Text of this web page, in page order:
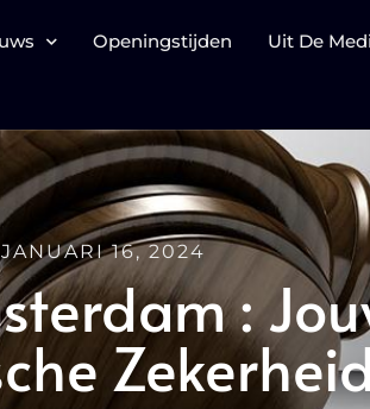
Openingstijden Uit De
JANUARI 16, 2024
: